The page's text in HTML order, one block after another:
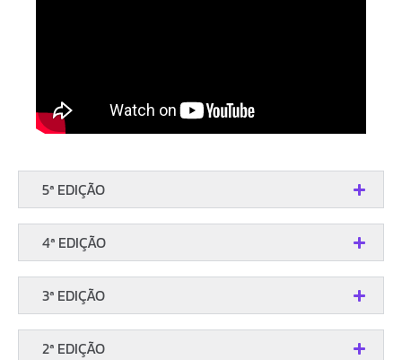
5ª EDIÇÃO
4ª EDIÇÃO
3ª EDIÇÃO
2ª EDIÇÃO